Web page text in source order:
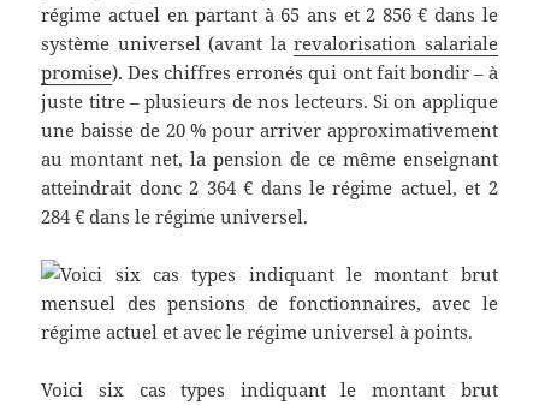
régime actuel en partant à 65 ans et 2 856 € dans le
système universel (avant larevalorisation salariale
promise). Des chiffres erronés qui ont fait bondir – à
juste titre – plusieurs de nos lecteurs. Si on applique
une baisse de 20 % pour arriver approximativement
au montant net, la pension de ce même enseignant
atteindrait donc 2 364 € dans le régime actuel, et 2
284 € dans le régime universel.
Voici six cas types indiquant le montant brut